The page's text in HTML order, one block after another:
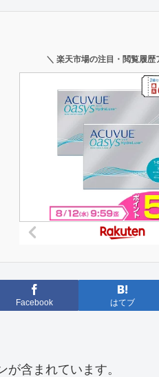
＼ 楽天市場の注目・閲覧履歴
Facebook はてブ
含まれています。